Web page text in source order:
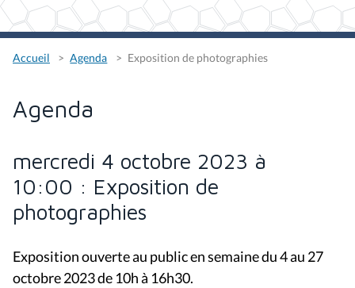
Accueil Agenda Exposition de photographies
Agenda
mercredi 4 octobre 2023 à
10:00 : Exposition de
photographies
Exposition ouverte au public en semaine du 4 au 27
octobre 2023 de 10h à 16h30.